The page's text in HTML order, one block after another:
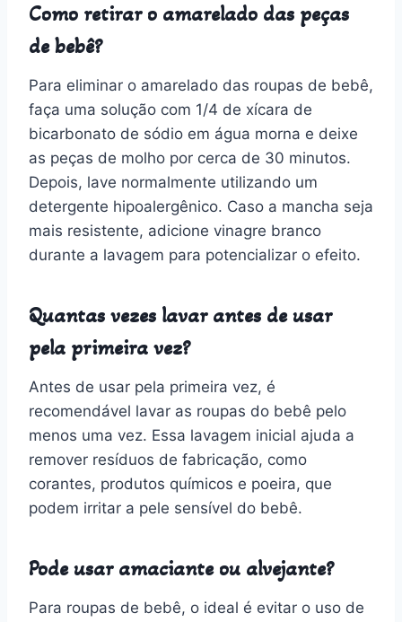
Como retirar o amarelado das peças
de bebê?
Para eliminar o amarelado das roupas de bebê,
faça uma solução com 1/4 de xícara de
bicarbonato de sódio em água morna e deixe
as peças de molho por cerca de 30 minutos.
Depois, lave normalmente utilizando um
detergente hipoalergênico. Caso a mancha seja
mais resistente, adicione vinagre branco
durante a lavagem para potencializar o efeito.
Quantas vezes lavar antes de usar
pela primeira vez?
Antes de usar pela primeira vez, é
recomendável lavar as roupas do bebê pelo
menos uma vez. Essa lavagem inicial ajuda a
remover resíduos de fabricação, como
corantes, produtos químicos e poeira, que
podem irritar a pele sensível do bebê.
Pode usar amaciante ou alvejante?
Para roupas de bebê, o ideal é evitar o uso de